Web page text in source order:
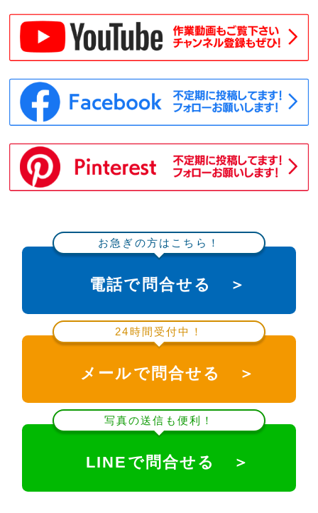
お急ぎの方はこちら！
電話で問合せる ＞
24時間受付中！
メールで問合せる ＞
写真の送信も便利！
LINEで問合せる ＞